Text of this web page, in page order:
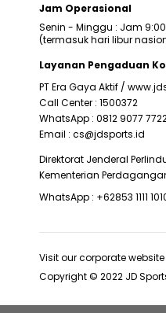
Jam Operasional
Senin - Minggu : Jam 9:00
(termasuk hari libur
Layanan Pengaduan
PT Era Gaya Aktif /
Call Center : 1500372
WhatsApp : 0812 9077
Email : cs@jdsports.id
Direktorat Jenderal
Kementerian
WhatsApp : +62853 1111
Visit our corporate
Copyright © 2022 JD